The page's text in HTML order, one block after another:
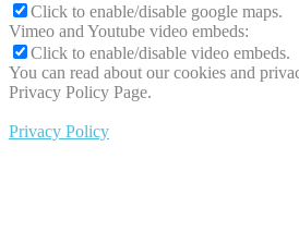
Click to enable/disable google maps.
Vimeo and Youtube video embeds:
Click to enable/disable video embeds.
You can read about our cookies and
Privacy Policy Page.
Privacy Policy